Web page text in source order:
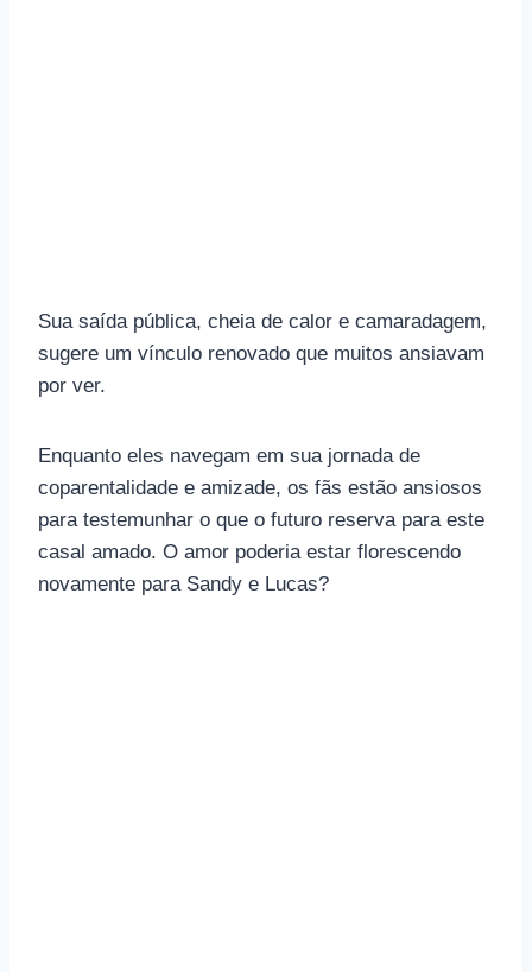
Sua saída pública, cheia de calor e camaradagem,
sugere um vínculo renovado que muitos ansiavam
por ver.
Enquanto eles navegam em sua jornada de
coparentalidade e amizade, os fãs estão ansiosos
para testemunhar o que o futuro reserva para este
casal amado. O amor poderia estar florescendo
novamente para Sandy e Lucas?